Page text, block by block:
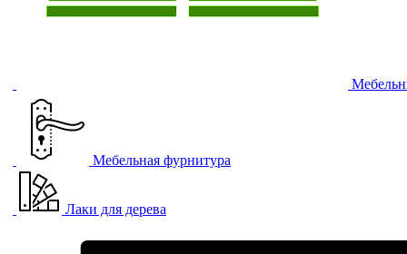
Мебельная фурнитура
Лаки для дерева